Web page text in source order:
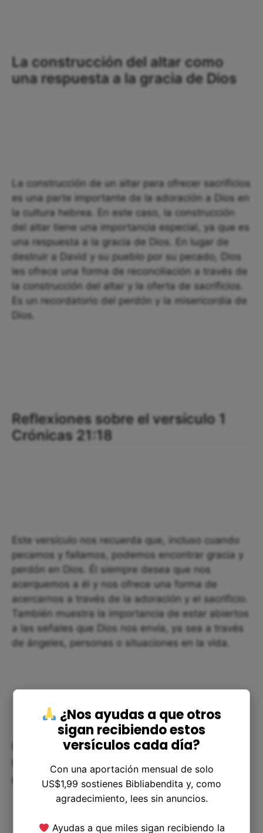
La construcción del altar como
una respuesta a la gracia de Dios
La construcción de un altar para ofrecer sacrificios
es una parte importante de la adoración a Dios en
la cultura hebrea. En este caso, la construcción
del altar tiene una importancia especial, ya que es
una respuesta a la gracia de Dios. En lugar de
destruir a David y su pueblo por su pecado, Dios
les ofrece una forma de reconciliación a través de
la construcción del altar y la oferta de sacrificios.
Es un recordatorio del perdón y la misericordia de
Dios.
Reflexiones sobre el versículo 1
Crónicas 21:18
Este versículo nos recuerda que, incluso cuando
pecamos y fallamos, podemos encontrar gracia y
perdón en Dios. Él siempre desea que nos
acerquemos a él y nos ofrece una forma de
acercarnos a través de la adoración y el sacrificio.
También muestra la importancia de estar abiertos
a las señales que Dios nos envía, ya sea a través
de ángeles, personas o situaciones en la vida.
Cómo aplicar el versículo 1
Crónicas 21:18 en nuestra vida
diaria
¿Nos ayudas a que otros
sigan recibiendo estos
versículos cada día?
Con una aportación mensual de solo
US$1,99 sostienes Bibliabendita y, como
agradecimiento, lees sin anuncios.
Ayudas a que miles sigan recibiendo la